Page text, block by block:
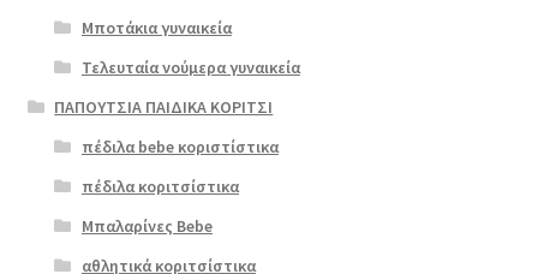
Μποτάκια γυναικεία
Τελευταία νούμερα γυναικεία
ΠΑΠΟΥΤΣΙΑ ΠΑΙΔΙΚΑ ΚΟΡΙΤΣΙ
πέδιλα bebe κοριστίστικα
πέδιλα κοριτσίστικα
Μπαλαρίνες Bebe
αθλητικά κοριτσίστικα